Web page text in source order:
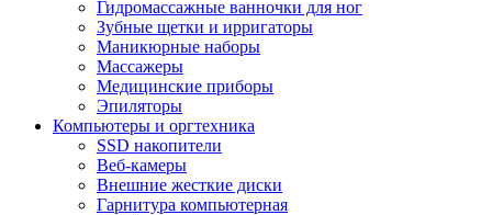
Гидромассажные ванночки для ног
Зубные щетки и ирригаторы
Маникюрные наборы
Массажеры
Медицинские приборы
Эпиляторы
Компьютеры и оргтехника
SSD накопители
Веб-камеры
Внешние жесткие диски
Гарнитура компьютерная